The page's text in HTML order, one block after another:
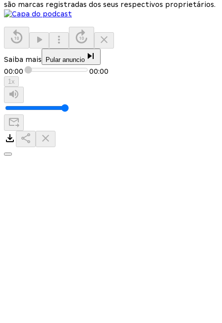
são marcas registradas dos seus respectivos proprietários.
Saiba mais Pular anuncio
00:00 00:00
1x